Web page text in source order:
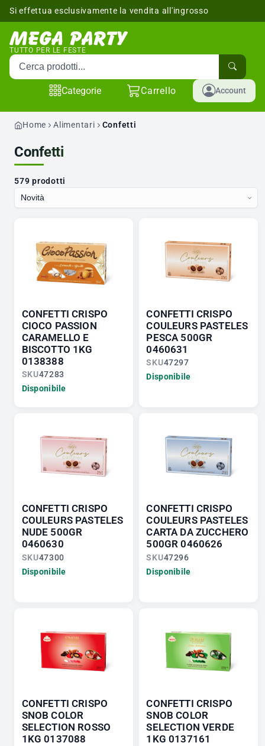
Si effettua esclusivamente la vendita all'ingrosso
TUTTO PER LE FESTE
Cerca prodotti
Categorie Carrello Account
Home Alimentari Confetti
Confetti
579 prodotti
CONFETTI CRISPO
CIOCO PASSION
CARAMELLO E
BISCOTTO 1KG
0138388
SKU47283
Disponibile
CONFETTI CRISPO
COULEURS PASTELES
PESCA 500GR
0460631
SKU47297
Disponibile
CONFETTI CRISPO
COULEURS PASTELES
NUDE 500GR
0460630
SKU47300
Disponibile
CONFETTI CRISPO
COULEURS PASTELES
CARTA DA ZUCCHERO
500GR 0460626
SKU47296
Disponibile
CONFETTI CRISPO
SNOB COLOR
SELECTION ROSSO
1KG 0137088
CONFETTI CRISPO
SNOB COLOR
SELECTION VERDE
1KG 0137161